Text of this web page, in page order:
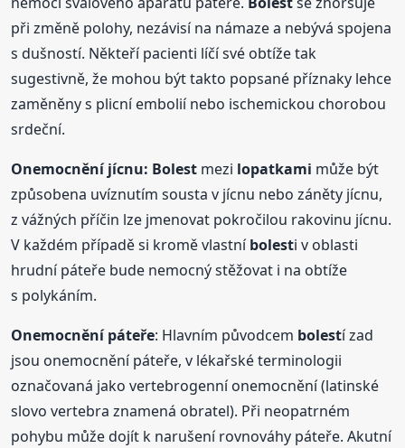
při změně polohy, nezávisí na námaze a nebývá spojena
s dušností. Někteří pacienti líčí své obtíže tak
sugestivně, že mohou být takto popsané příznaky lehce
zaměněny s plicní embolií nebo ischemickou chorobou
srdeční.
Onemocnění jícnu: Bolest mezi lopatkami může být
způsobena uvíznutím sousta v jícnu nebo záněty jícnu,
z vážných příčin lze jmenovat pokročilou rakovinu jícnu.
V každém případě si kromě vlastníbolesti v oblasti
hrudní páteře bude nemocný stěžovat i na obtíže
s polykáním.
Onemocnění páteře: Hlavním původcem bolestí zad
jsou onemocnění páteře, v lékařské terminologii
označovaná jako vertebrogenní onemocnění (latinské
slovo vertebra znamená obratel). Při neopatrném
pohybu může dojít k narušení rovnováhy páteře. Akutní